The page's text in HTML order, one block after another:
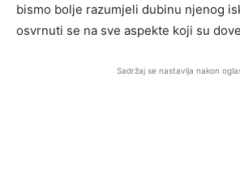
bismo bolje razumjeli dubinu njenog
osvrnuti se na sve aspekte koji su
Sadržaj se nastavlja nakon